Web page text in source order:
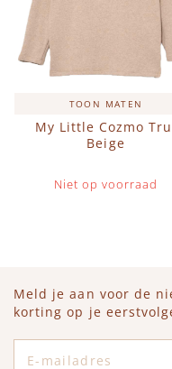
TOON MATEN
My Little Cozmo
Beige
Niet op voorraad
Meld je aan voor de
korting op je